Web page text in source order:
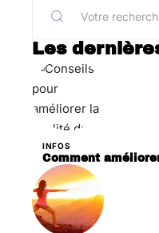
Les
INFOS
Comment